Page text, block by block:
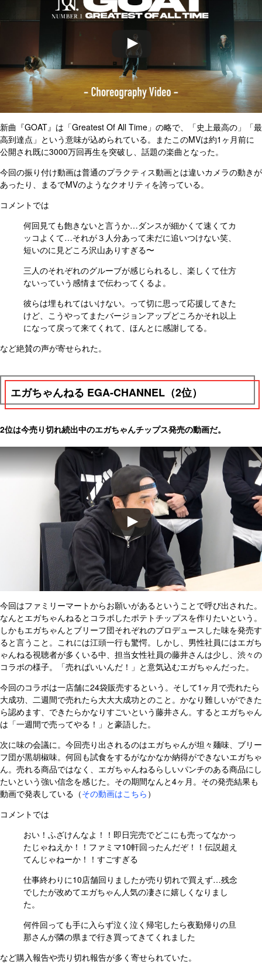
新曲『GOAT』は「Greatest Of All Time」の略で、「史上最高の」「最
高到達点」という意味が込められている。またこのMVは約1ヶ月前に
公開され既に3000万回再生を突破し、話題の楽曲となった。
今回の振り付け動画は普通のプラクティス動画とは違いカメラの動きが
あったり、まるでMVのようなクオリティを誇っている。
コメントでは
何回見ても飽きないと言うか…ダンスが細かくて速くてカ
ッコよくて…それが３人分あって未だに追いつけない笑、
短いのに見どころ沢山ありすぎる〜
三人のそれぞれのグルーブが感じられるし、 楽しくて仕方
ないっていう感情まで伝わってくるよ。
彼らは埋もれてはいけない。って切に思って応援してきた
けど、こうやってまたバージョンアップどころかそれ以上
になって戻って来てくれて、ほんとに感謝してる。
など絶賛の声が寄せられた。
エガちゃんねる EGA-CHANNEL（2位）
2位は今売り切れ続出中のエガちゃんチップス発売の動画だ。
今回はファミリーマートからお願いがあるということで呼び出された。
なんとエガちゃんねるとコラボしたポテトチップスを作りたいという。
しかもエガちゃんとブリーフ団それぞれのプロデュースした味を発売す
ると言うこと。これには江頭一行も驚愕。しかし、男性社員にはエガち
ゃんねる視聴者が多くいる中、担当女性社員の藤井さんは少し、渋々の
コラボの様子。「売ればいいんだ！」と意気込むエガちゃんだった。
今回のコラボは一店舗に24袋販売するという。そして1ヶ月で売れたら
大成功、二週間で売れたら大大大成功とのこと。かなり難しいができた
ら認めます、できたらかなりすごいという藤井さん。するとエガちゃん
は「一週間で売ってやる！」と豪語した。
次に味の会議に。今回売り出されるのはエガちゃんが坦々麺味、ブリー
フ団が黒胡椒味。何回も試食をするがなかなか納得ができないエガちゃ
ん。売れる商品ではなく、エガちゃんねるらしいパンチのある商品にし
たいという強い信念を感じた。その期間なんと4ヶ月。その発売結果も
動画で発表している（その動画はこちら ）
コメントでは
おい！ふざけんなよ！！ 即日完売でどこにも売ってなかっ
たじゃねえか！！ ファミマ10軒回ったんだぞ！！ 伝説超え
てんじゃねーか！！ すごすぎる
仕事終わりに10店舗回りましたが売り切れで買えず…残念
でしたが改めてエガちゃん人気の凄さに嬉しくなりまし
た。
何件回っても手に入らず泣く泣く帰宅したら夜勤帰りの旦
那さんが隣の県まで行き買ってきてくれました
など購入報告や売り切れ報告が多く寄せられていた。